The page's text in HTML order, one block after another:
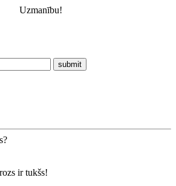
Uzmanību!
ir tukšs!